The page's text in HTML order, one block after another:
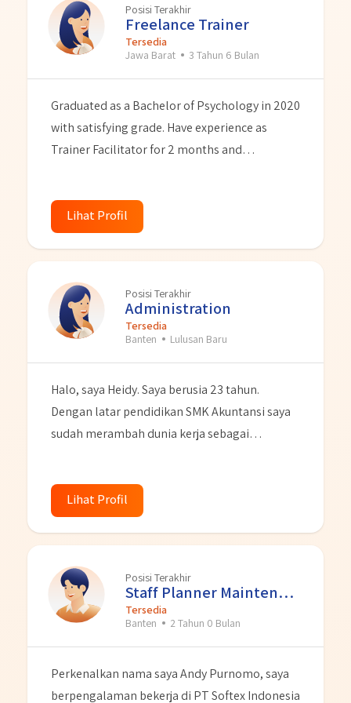
Posisi Terakhir
Freelance Trainer
Tersedia
Jawa Barat
3 Tahun 6 Bulan
Graduated as a Bachelor of Psychology in 2020
with satisfying grade. Have experience as
Trainer Facilitator for 2 months and
do administrative things. Also I have passion in
HR and seeking for position to start a career in
Lihat Profil
Posisi Terakhir
Administration
Tersedia
Banten
Lulusan Baru
Halo, saya Heidy. Saya berusia 23 tahun.
Dengan latar pendidikan SMK Akuntansi saya
sudah merambah dunia kerja sebagai
saya miliki terkait pelayanan customer dan
juga pelayanan dokumentasi kantor. Saya juga
memiliki basic pengetahuan tentang
Akuntansi. Saya adalah personal yang tekun,
gigih dalam belajar dan juga cepat belajar hal
baru. Saya menyukai hal detail dan teliti. Saya
juga sangat menyukai keramah tamahan
tim.
Lihat Profil
Posisi Terakhir
Staff Planner Maintenance
Tersedia
Banten
2 Tahun 0 Bulan
Perkenalkan nama saya Andy Purnomo, saya
berpengalaman bekerja di PT Softex Indonesia